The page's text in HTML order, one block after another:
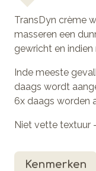
TransDyn crème
masseren een
gewricht en
Inde meeste
daags wordt
6x daags worden
Niet vette textuur
Kenmerken